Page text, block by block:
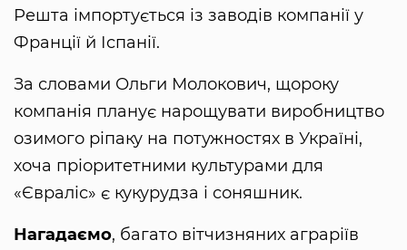
Решта імпортується із заводів компанії у
Франції й Іспанії.
За словами Ольги Молокович, щороку
компанія планує нарощувати виробництво
озимого ріпаку на потужностях в Україні,
хоча пріоритетними культурами для
«Євраліс» є кукурудза і соняшник.
Нагадаємо, багато вітчизняних аграріїв